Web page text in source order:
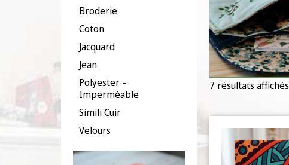
Broderie
Coton
Jacquard
Jean
Polyester –
Imperméable
Simili Cuir
Velours
7 résultats affichés